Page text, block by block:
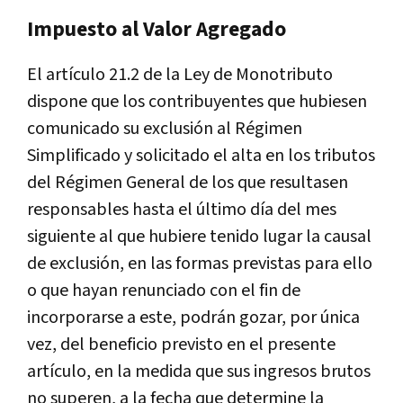
Impuesto al Valor Agregado
El artículo 21.2 de la Ley de Monotributo
dispone que los contribuyentes que hubiesen
comunicado su exclusión al Régimen
Simplificado y solicitado el alta en los tributos
del Régimen General de los que resultasen
responsables hasta el último día del mes
siguiente al que hubiere tenido lugar la causal
de exclusión, en las formas previstas para ello
o que hayan renunciado con el fin de
incorporarse a este, podrán gozar, por única
vez, del beneficio previsto en el presente
artículo, en la medida que sus ingresos brutos